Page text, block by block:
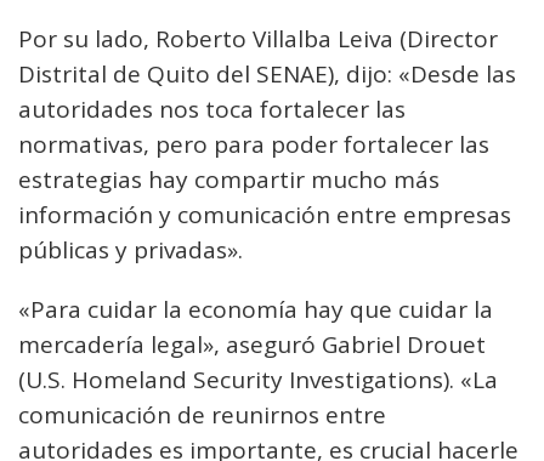
Por su lado, Roberto Villalba Leiva (Director
Distrital de Quito del SENAE), dijo: «Desde las
autoridades nos toca fortalecer las
normativas, pero para poder fortalecer las
estrategias hay compartir mucho más
información y comunicación entre empresas
públicas y privadas».
«Para cuidar la economía hay que cuidar la
mercadería legal», aseguró Gabriel Drouet
(U.S. Homeland Security Investigations). «La
comunicación de reunirnos entre
autoridades es importante, es crucial hacerle